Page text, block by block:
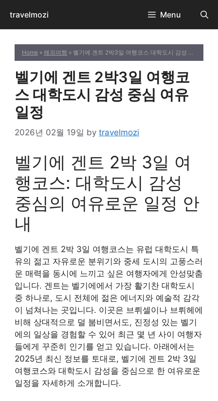
content
travelmozi Menu
Home » 해외여행 » 벨기에 겐트 2박3일 여행코스 대학도시 감성 중심 여유 일정
벨기에 겐트 2박3일 여행코
스 대학도시 감성 중심 여유
일정
2026년 02월 19일 by travelmozi
벨기에 겐트 2박 3일 여
행코스: 대학도시 감성
중심의 여유로운 일정 안
내
벨기에 겐트 2박 3일 여행코스는 유럽 대학도시 특
유의 젊고 자유로운 분위기와 중세 도시의 고풍스러
운 매력을 동시에 느끼고 싶은 여행자에게 안성맞춤
입니다. 겐트는 벨기에에서 가장 활기찬 대학도시
중 하나로, 도시 전체에 젊은 에너지와 예술적 감각
이 넘쳐나는 곳입니다. 이곳은 브뤼셀이나 브뤼헤에
비해 상대적으로 덜 붐비면서도, 진정성 있는 벨기
에의 일상을 경험할 수 있어 최근 몇 년 사이 여행자
들에게 꾸준히 인기를 얻고 있습니다. 아래에서는
2025년 최신 정보를 토대로, 벨기에 겐트 2박 3일
여행코스와 대학도시 감성을 중심으로 한 여유로운
일정을 자세하게 소개합니다.